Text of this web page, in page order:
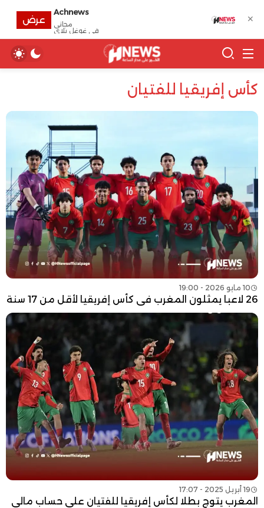
كأس إفريقيا للفتيان
10 مايو 2026 - 19:00
26 لاعبا يمثلون المغرب في كأس إفريقيا لأقل من 17 سنة
19 أبريل 2025 - 17:07
المغرب يتوج بطلا لكأس إفريقيا للفتيان على حساب مالي
✕
Achnews
مجانى
في غوغل بلاي
عرض